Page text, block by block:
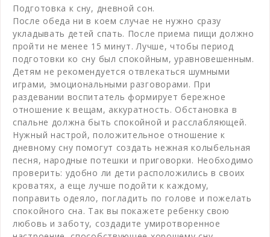
Подготовка к сну, дневной сон.
После обеда ни в коем случае не нужно сразу
укладывать детей спать. После приема пищи должно
пройти не менее 15 минут. Лучше, чтобы период
подготовки ко сну был спокойным, уравновешенным.
Детям не рекомендуется отвлекаться шумными
играми, эмоциональными разговорами. При
раздевании воспитатель формирует бережное
отношение к вещам, аккуратность. Обстановка в
спальне должна быть спокойной и расслабляющей.
Нужный настрой, положительное отношение к
дневному сну помогут создать нежная колыбельная
песня, народные потешки и приговорки. Необходимо
проверить: удобно ли дети расположились в своих
кроватях, а еще лучше подойти к каждому,
поправить одеяло, погладить по голове и пожелать
спокойного сна. Так вы покажете ребенку свою
любовь и заботу, создадите умиротворенное